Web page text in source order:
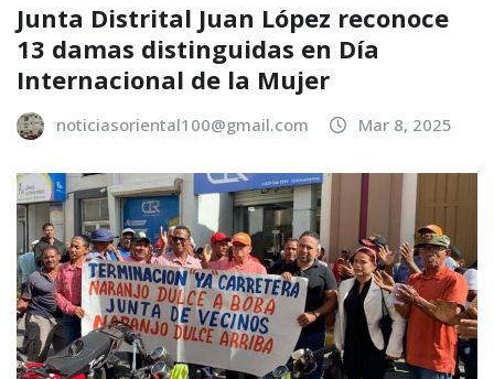
Junta Distrital Juan López reconoce
13 damas distinguidas en Día
Internacional de la Mujer
noticiasoriental100@gmail.com Mar 8, 2025